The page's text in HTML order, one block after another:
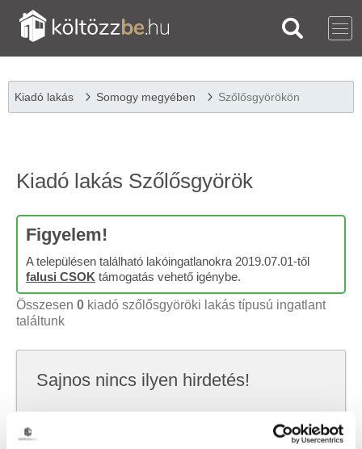
Kiadó lakás Somogy megyében Szőlősgyörökön
Kiadó lakás Szőlősgyörök
Figyelem!
A településen található lakóingatlanokra 2019.07.01-től
falusi CSOK támogatás vehető igénybe.
Összesen 0 kiadó szőlősgyöröki lakás típusú ingatlant
találtunk
Sajnos nincs ilyen hirdetés!
keresni, hátha akkor megtalálod, amit keresel.